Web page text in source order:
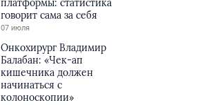
платформы: статистика
говорит сама за себя
07 июля
Онкохирург Владимир
Балабан: «Чек-ап
кишечника должен
начинаться с
колоноскопии»